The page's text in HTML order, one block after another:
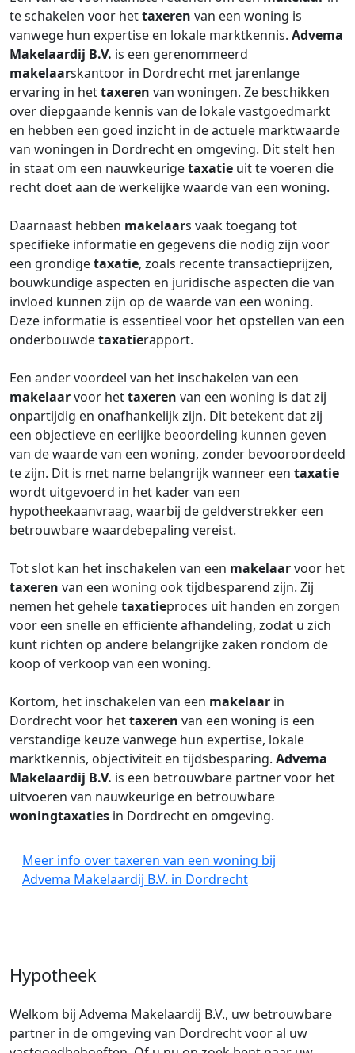
te schakelen voor hettaxeren van een woning is
vanwege hun expertise en lokale marktkennis. Advema
Makelaardij B.V. is een gerenommeerd
makelaarskantoor in Dordrecht met jarenlange
ervaring in hettaxeren van woningen. Ze beschikken
over diepgaande kennis van de lokale vastgoedmarkt
en hebben een goed inzicht in de actuele marktwaarde
van woningen in Dordrecht en omgeving. Dit stelt hen
in staat om een nauwkeurigetaxatie uit te voeren die
recht doet aan de werkelijke waarde van een woning.
Daarnaast hebben makelaars vaak toegang tot
specifieke informatie en gegevens die nodig zijn voor
een grondigetaxatie, zoals recente transactieprijzen,
bouwkundige aspecten en juridische aspecten die van
invloed kunnen zijn op de waarde van een woning.
Deze informatie is essentieel voor het opstellen van een
onderbouwdetaxatierapport.
Een ander voordeel van het inschakelen van een
makelaarvoor hettaxeren van een woning is dat zij
onpartijdig en onafhankelijk zijn. Dit betekent dat zij
een objectieve en eerlijke beoordeling kunnen geven
van de waarde van een woning, zonder bevooroordeeld
te zijn. Dit is met name belangrijk wanneer een taxatie
wordt uitgevoerd in het kader van een
hypotheekaanvraag, waarbij de geldverstrekker een
betrouwbare waardebepaling vereist.
Tot slot kan het inschakelen van een makelaarvoor het
taxeren van een woning ook tijdbesparend zijn. Zij
nemen het geheletaxatieproces uit handen en zorgen
voor een snelle en efficiënte afhandeling, zodat u zich
kunt richten op andere belangrijke zaken rondom de
koop of verkoop van een woning.
Kortom, het inschakelen van een makelaar in
Dordrecht voor hettaxeren van een woning is een
verstandige keuze vanwege hun expertise, lokale
marktkennis, objectiviteit en tijdsbesparing. Advema
Makelaardij B.V. is een betrouwbare partner voor het
uitvoeren van nauwkeurige en betrouwbare
woningtaxaties in Dordrecht en omgeving.
Meer info over taxeren van een woning bij
Advema Makelaardij B.V. in Dordrecht
Hypotheek
Welkom bij Advema Makelaardij B.V., uw betrouwbare
partner in de omgeving van Dordrecht voor al uw